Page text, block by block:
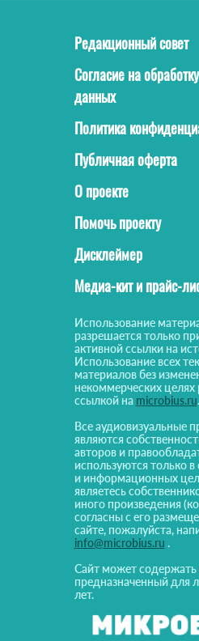
Редакционный совет
Согласие на
данных
Политика
Публичная оферта
О проекте
Помочь проекту
Дисклеймер
Медиа-кит и прайс-
Использование
разрешается только
активной ссылки на
Использование всех
материалов без
некоммерческих целях
ссылкой на microbius.ru.
Все аудиовизуальные
являются
авторов и
используются только
и информационных
являетесь
иного произведения
согласны с его
сайте, пожалуйста,
info@microbius.ru .
Сайт может содержать
предназначенный для
лет.